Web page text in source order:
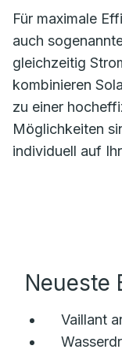
Für maximale
auch
gleichzeitig
kombinieren
zu einer
Möglichkeiten
individuell auf
Neueste
Vaillant